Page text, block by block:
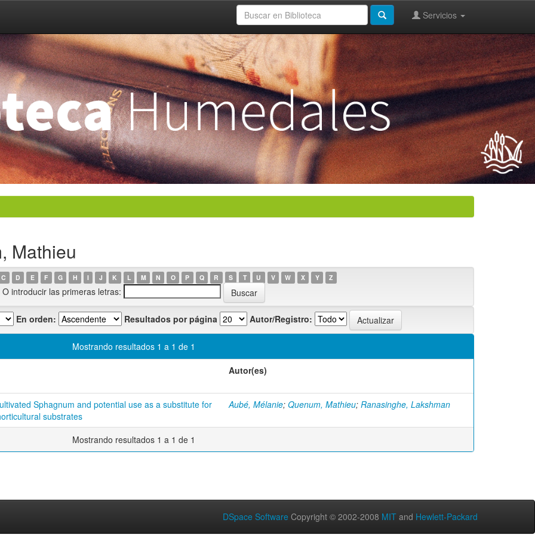
Servicios
Mathieu
C D E F G H I J K L M N O P Q R S T U V W X Y Z
O introducir las primeras letras:
En orden: Resultados por página Autor/Registro:
Mostrando resultados 1 a 1 de 1
Autor(es)
Sphagnum and potential use as a substitute for
substrates
Aubé, Mélanie; Quenum, Mathieu; Ranasinghe, Lakshman
Mostrando resultados 1 a 1 de 1
DSpace Software Copyright © 2002-2008 MIT and Hewlett-Packard